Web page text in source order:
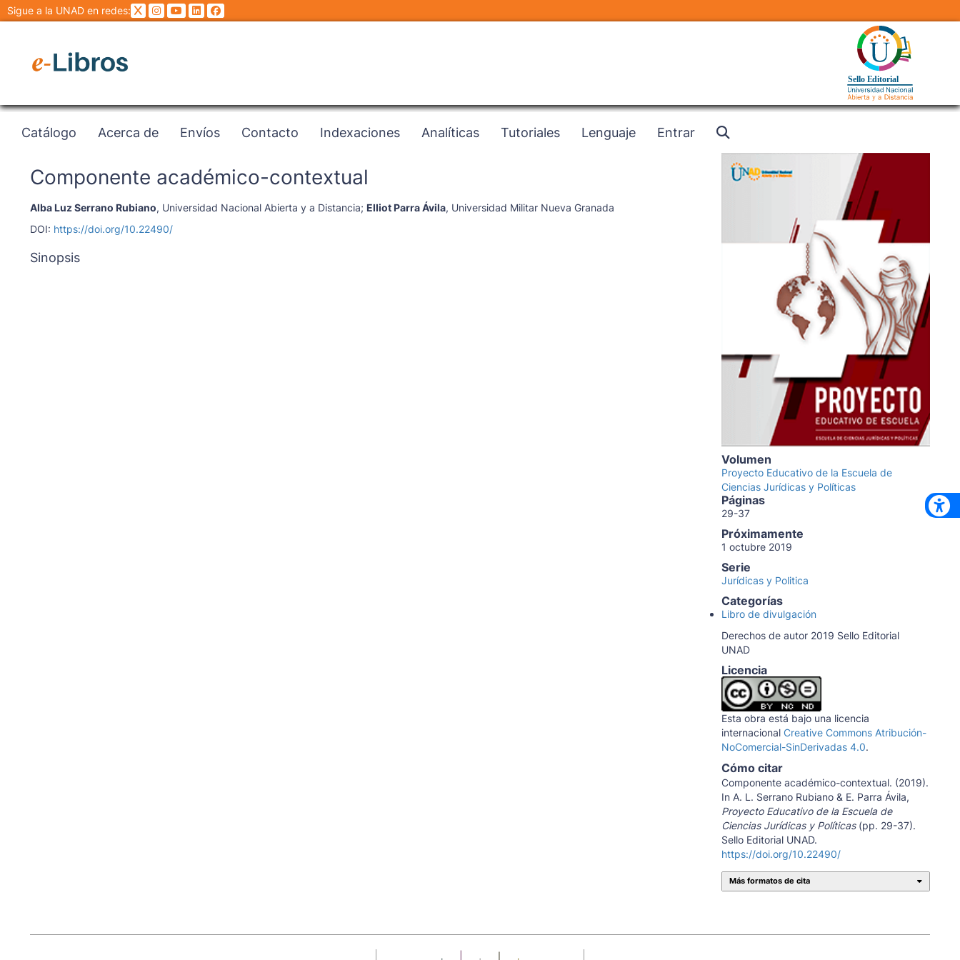
Sigue a la UNAD en redes:
Catálogo Acerca de Envíos Contacto Indexaciones Analíticas Tutoriales Lenguaje Entrar
Componente académico-contextual
Alba Luz Serrano Rubiano, Universidad Nacional Abierta y a Distancia; Elliot Parra Ávila, Universidad Militar Nueva Granada
DOI: https://doi.org/10.22490/
Sinopsis
Volumen
Proyecto Educativo de la Escuela de
Ciencias Jurídicas y Políticas
Páginas
29-37
Próximamente
1 octubre 2019
Serie
Jurídicas y Politica
Categorías
Libro de divulgación
Derechos de autor 2019 Sello Editorial
UNAD
Licencia
Esta obra está bajo una licencia
internacional Creative Commons Atribución-
NoComercial-SinDerivadas 4.0.
Cómo citar
Componente académico-contextual. (2019).
In A. L. Serrano Rubiano & E. Parra Ávila,
Proyecto Educativo de la Escuela de
Ciencias Jurídicas y Políticas(pp. 29-37).
Sello Editorial UNAD.
https://doi.org/10.22490/
Más formatos de cita